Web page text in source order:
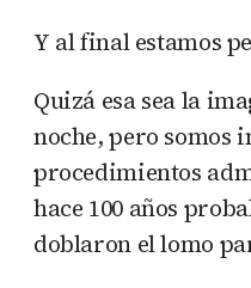
Y al final estamos
Quizá esa sea la
noche, pero somos
procedimientos
hace 100 años
doblaron el lomo